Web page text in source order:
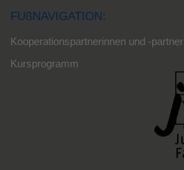
FUßNAVIGATION:
Kooperationspartnerinnen und -partner
Kursprogramm